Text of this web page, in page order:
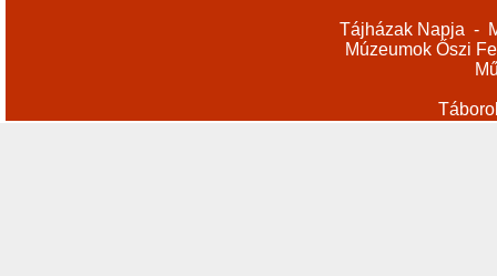
Tájházak Napja -
Múzeumok Őszi